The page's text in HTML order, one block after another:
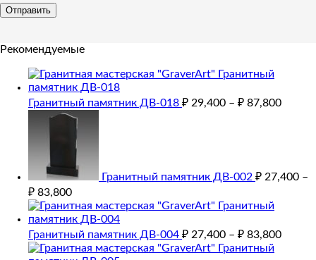
Рекомендуемые
Гранитный памятник ДВ-018 ₽ 29,400 – ₽ 87,800
Гранитный памятник ДВ-002 ₽ 27,400 –
₽ 83,800
Гранитный памятник ДВ-004 ₽ 27,400 – ₽ 83,800